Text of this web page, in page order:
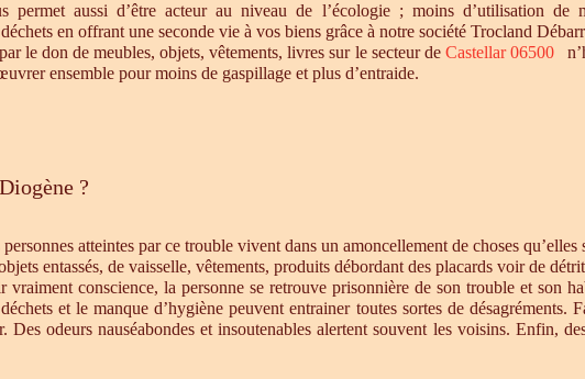
permet aussi d’être acteur au niveau de l’écologie ; moins d’utilisation
en offrant une seconde vie à vos biens grâce à notre société Trocland
le don de meubles, objets, vêtements, livres sur le secteur de Castellar 06500
ensemble pour moins de gaspillage et plus d’entraide.
?
atteintes par ce trouble vivent dans un amoncellement de choses
entassés, de vaisselle, vêtements, produits débordant des placards voir de
vraiment conscience, la personne se retrouve prisonnière de son trouble et son
et le manque d’hygiène peuvent entrainer toutes sortes de désagréments.
Des odeurs nauséabondes et insoutenables alertent souvent les voisins. Enfin,